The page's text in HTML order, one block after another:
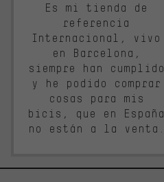
Es mi tienda de
referencia
Internacional, vivo
en Barcelona,
siempre han cumplido
y he podido comprar
cosas para mis
bicis, que en España
no están a la venta.